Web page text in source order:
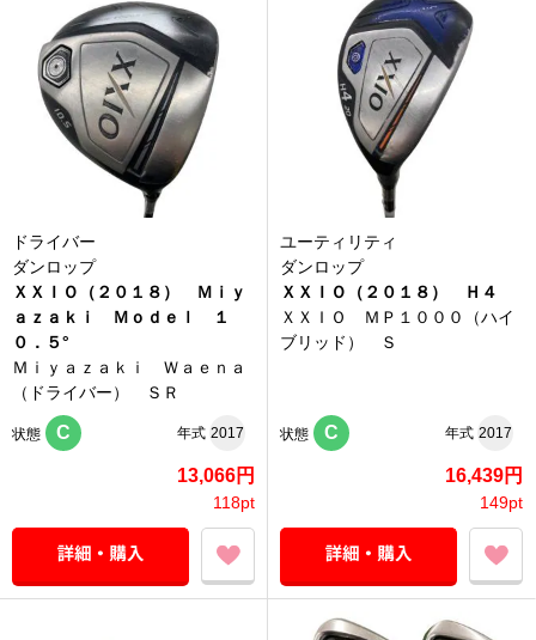
ドライバー
ダンロップ
ＸＸＩＯ（２０１８） Ｍｉｙ
ａｚａｋｉ Ｍｏｄｅｌ １
０．５°
Ｍｉｙａｚａｋｉ Ｗａｅｎａ
（ドライバー） ＳＲ
状態 C 年式 2017
13,066円
118pt
ユーティリティ
ダンロップ
ＸＸＩＯ（２０１８） Ｈ４
ＸＸＩＯ ＭＰ１０００（ハイ
ブリッド） Ｓ
状態 C 年式 2017
16,439円
149pt